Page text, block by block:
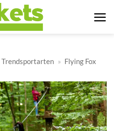
Trendsportarten » Flying Fox